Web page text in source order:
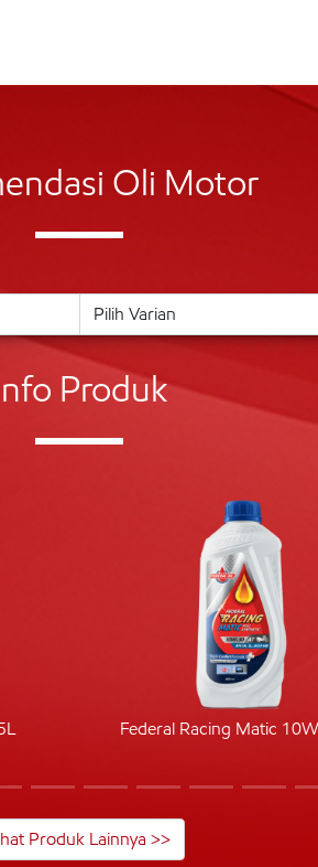
Oli Motor
Produk
Federal Racing Matic
Produk Lainnya >>